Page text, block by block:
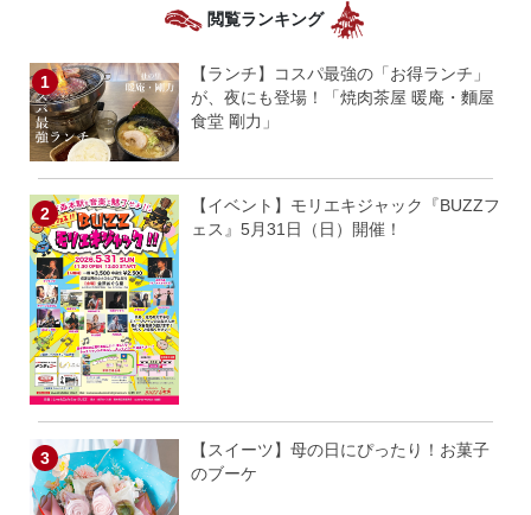
閲覧ランキング
【ランチ】コスパ最強の「お得ランチ」
が、夜にも登場！「焼肉茶屋 暖庵・麵屋
食堂 剛力」
【イベント】モリエキジャック『BUZZフ
ェス』5月31日（日）開催！
【スイーツ】母の日にぴったり！お菓子
のブーケ